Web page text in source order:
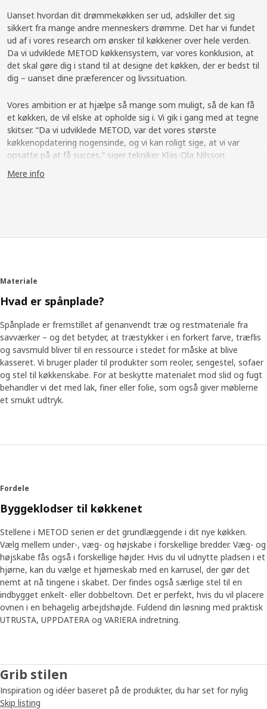
Uanset hvordan dit drømmekøkken ser ud, adskiller det sig
sikkert fra mange andre menneskers drømme. Det har vi fundet
ud af i vores research om ønsker til køkkener over hele verden.
Da vi udviklede METOD køkkensystem, var vores konklusion, at
det skal gøre dig i stand til at designe det køkken, der er bedst til
dig – uanset dine præferencer og livssituation.
Vores ambition er at hjælpe så mange som muligt, så de kan få
et køkken, de vil elske at opholde sig i. Vi gik i gang med at tegne
skitser. “Da vi udviklede METOD, var det vores største
køkkenopdatering nogensinde, og vi kan roligt sige, at vi var
opsatte på at få succes,” siger tekniker Klas-Ola Nilsson.
at hvis der er én ting, køkkener rundt omkring i verden har til
åbent rum, som der er mennesker, der har et lille rum, der ikke
Et element blev det allervigtigste. “Vi blev klar over, at vi havde
brug for et køkkensystem, der skulle kunne tilpasses rum i
forskellige størrelser på en hidtil uset måde,” siger Klas-Ola.
“Derfor designede vi skabe, der kunne passe ind næsten overalt.”
Forskellige størrelser kan kombineres, så de udnytter pladsen i
rummet optimalt og også passer sammen – uden at resultatet
både nu og i fremtiden. Uanset om du drømmer om at få et
mere professionelt køkken, eller du begynder at bruge dit køkken
til flere aktiviteter, er det vores største ønske, at METOD
hjælper dig med at gøre det. “Men arbejdet med METOD er slet
ikke færdigt og afsluttet,” siger Klas-Ola. “Forestillingerne om,
hvad et drømmekøkken skal kunne, udvikler sig hele tiden. Og for
at opfylde fremtidens behov, bliver METOD også ved med at
udvikle sig.”
Mere info
Materiale
Hvad er spånplade?
Spånplade er fremstillet af genanvendt træ og restmateriale fra
savværker – og det betyder, at træstykker i en forkert farve, træflis
og savsmuld bliver til en ressource i stedet for måske at blive
kasseret. Vi bruger plader til produkter som reoler, sengestel, sofaer
og stel til køkkenskabe. For at beskytte materialet mod slid og fugt
behandler vi det med lak, finer eller folie, som også giver møblerne
et smukt udtryk.
Fordele
Byggeklodser til køkkenet
Stellene i METOD serien er det grundlæggende i dit nye køkken.
Vælg mellem under-, væg- og højskabe i forskellige bredder. Væg- og
højskabe fås også i forskellige højder. Hvis du vil udnytte pladsen i et
hjørne, kan du vælge et hjørneskab med en karrusel, der gør det
nemt at nå tingene i skabet. Der findes også særlige stel til en
indbygget enkelt- eller dobbeltovn. Det er perfekt, hvis du vil placere
ovnen i en behagelig arbejdshøjde. Fuldend din løsning med praktisk
UTRUSTA, UPPDATERA og VARIERA indretning.
Grib stilen
Inspiration og idéer baseret på de produkter, du har set for nylig
Skip listing